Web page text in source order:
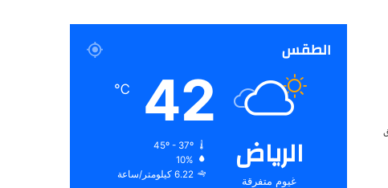
الطقس
الرياض
غيوم متفرقة
42
℃
45º - 37º
10%
6.22 كيلومتر/ساعة